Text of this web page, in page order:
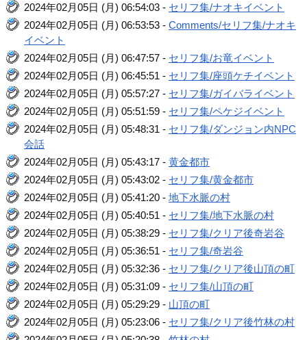
2024年02月05日 (月) 06:54:03 - セリフ集/ナオキイベント
2024年02月05日 (月) 06:53:53 -Comments/セリフ集/ナオキ
イベント
2024年02月05日 (月) 06:47:57 - セリフ集/お竜イベント
2024年02月05日 (月) 06:45:51 - セリフ集/座頭ケチイベント
2024年02月05日 (月) 05:57:27 - セリフ集/ガイバライベント
2024年02月05日 (月) 05:51:59 - セリフ集/ペケジイベント
2024年02月05日 (月) 05:48:31 - セリフ集/ダンジョン内NPC
会話
2024年02月05日 (月) 05:43:17 -黄金都市
2024年02月05日 (月) 05:43:02 - セリフ集/黄金都市
2024年02月05日 (月) 05:41:20 -地下水脈の村
2024年02月05日 (月) 05:40:51 - セリフ集/地下水脈の村
2024年02月05日 (月) 05:38:29 - セリフ集/クリア後奇岩谷
2024年02月05日 (月) 05:36:51 - セリフ集/奇岩谷
2024年02月05日 (月) 05:32:36 - セリフ集/クリア後山頂の町
2024年02月05日 (月) 05:31:09 - セリフ集/山頂の町
2024年02月05日 (月) 05:29:29 - 山頂の町
2024年02月05日 (月) 05:23:06 - セリフ集/クリア後竹林の村